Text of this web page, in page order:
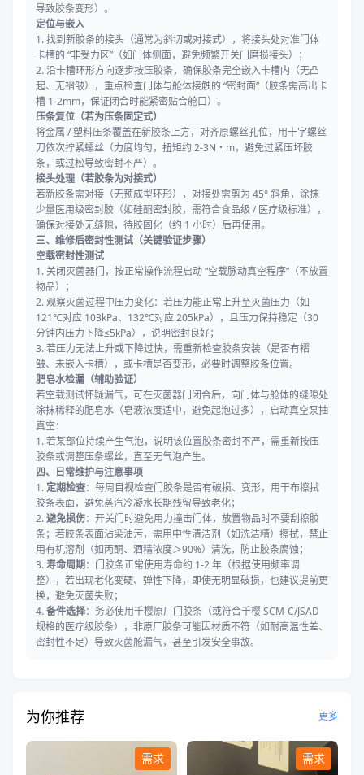
导致胶条变形）。
定位与嵌入
1. 找到新胶条的接头（通常为斜切或对接式），将接头处对准门体
卡槽的 “非受力区”（如门体侧面，避免频繁开关门磨损接头）；
2. 沿卡槽环形方向逐步按压胶条，确保胶条完全嵌入卡槽内（无凸
起、无褶皱），重点检查门体与舱体接触的 “密封面”（胶条需高出卡
槽 1-2mm，保证闭合时能紧密贴合舱口）。
压条复位（若为压条固定式）
将金属 / 塑料压条覆盖在新胶条上方，对齐原螺丝孔位，用十字螺丝
刀依次拧紧螺丝（力度均匀，扭矩约 2-3N・m，避免过紧压坏胶
条，或过松导致密封不严）。
接头处理（若胶条为对接式）
若新胶条需对接（无预成型环形），对接处需剪为 45° 斜角，涂抹
少量医用级密封胶（如硅酮密封胶，需符合食品级 / 医疗级标准），
确保对接处无缝隙，待胶固化（约 1 小时）后再使用。
三、维修后密封性测试（关键验证步骤）
空载密封性测试
1. 关闭灭菌器门，按正常操作流程启动 “空载脉动真空程序”（不放置
物品）；
2. 观察灭菌过程中压力变化：若压力能正常上升至灭菌压力（如
121℃对应 103kPa、132℃对应 205kPa），且压力保持稳定（30
分钟内压力下降≤5kPa），说明密封良好；
3. 若压力无法上升或下降过快，需重新检查胶条安装（是否有褶
皱、未嵌入卡槽），或卡槽是否变形，必要时调整胶条位置。
肥皂水检漏（辅助验证）
若空载测试怀疑漏气，可在灭菌器门闭合后，向门体与舱体的缝隙处
涂抹稀释的肥皂水（皂液浓度适中，避免起泡过多），启动真空泵抽
真空：
1. 若某部位持续产生气泡，说明该位置胶条密封不严，需重新按压
胶条或调整压条螺丝，直至无气泡产生。
四、日常维护与注意事项
1. 定期检查：每周目视检查门胶条是否有破损、变形，用干布擦拭
胶条表面，避免蒸汽冷凝水长期残留导致老化；
2.避免损伤：开关门时避免用力撞击门体，放置物品时不要刮擦胶
条；若胶条表面沾染油污，需用中性清洁剂（如洗洁精）擦拭，禁止
用有机溶剂（如丙酮、酒精浓度＞90%）清洗，防止胶条腐蚀；
3.寿命周期：门胶条正常使用寿命约 1-2 年（根据使用频率调
整），若出现老化变硬、弹性下降，即使无明显破损，也建议提前更
换，避免灭菌失败；
4.备件选择：务必使用千樱原厂门胶条（或符合千樱 SCM-C/JSAD
规格的医疗级胶条），非原厂胶条可能因材质不符（如耐高温性差、
密封性不足）导致灭菌舱漏气，甚至引发安全事故。
为你推荐 更多
需求 需求